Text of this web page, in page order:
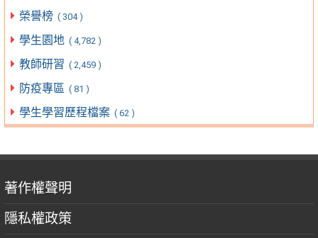
榮譽榜 ( 304 )
學生園地 ( 4,782 )
教師研習 ( 2,459 )
防疫專區 ( 81 )
學生學習歷程檔案 ( 62 )
著作權聲明
隱私權政策